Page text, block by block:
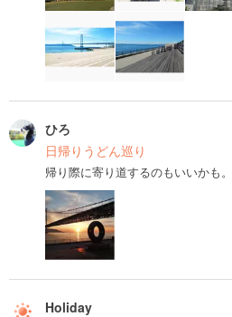
ひろ
日帰りうどん巡り
帰り際に寄り道するのもいいかも。
Holiday